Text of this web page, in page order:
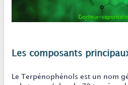
Les composants
Le Terpénophénols est un nom